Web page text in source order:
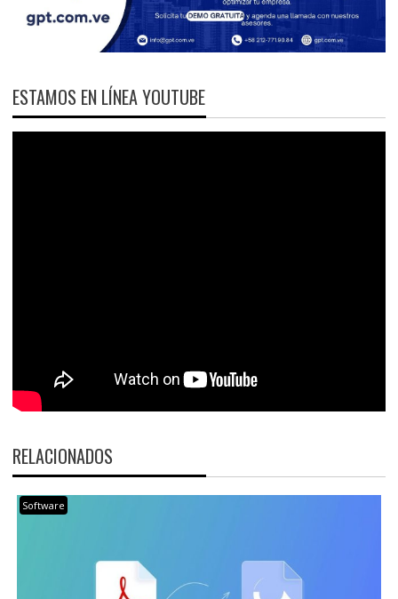
ESTAMOS EN LÍNEA YOUTUBE
RELACIONADOS
Software